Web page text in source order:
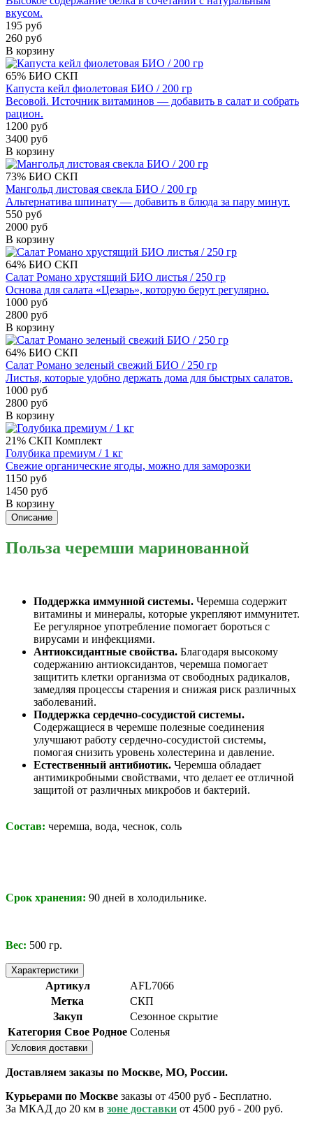
вкусом.
195 руб
260 руб
В корзину
65% БИО СКП
Капуста кейл фиолетовая БИО / 200 гр
Весовой. Источник витаминов — добавить в салат и собрать
рацион.
1200 руб
3400 руб
В корзину
73% БИО СКП
Мангольд листовая свекла БИО / 200 гр
Альтернатива шпинату — добавить в блюда за пару минут.
550 руб
2000 руб
В корзину
64% БИО СКП
Салат Романо хрустящий БИО листья / 250 гр
Основа для салата «Цезарь», которую берут регулярно.
1000 руб
2800 руб
В корзину
64% БИО СКП
Салат Романо зеленый свежий БИО / 250 гр
Листья, которые удобно держать дома для быстрых салатов.
1000 руб
2800 руб
В корзину
21% СКП Комплект
Голубика премиум / 1 кг
Свежие органические ягоды, можно для заморозки
1150 руб
1450 руб
В корзину
Описание
Польза черемши маринованной
Поддержка иммунной системы. Черемша содержит
витамины и минералы, которые укрепляют иммунитет.
Ее регулярное употребление помогает бороться с
вирусами и инфекциями.
Антиоксидантные свойства. Благодаря высокому
содержанию антиоксидантов, черемша помогает
защитить клетки организма от свободных радикалов,
замедляя процессы старения и снижая риск различных
заболеваний.
Поддержка сердечно-сосудистой системы.
Содержащиеся в черемше полезные соединения
улучшают работу сердечно-сосудистой системы,
помогая снизить уровень холестерина и давление.
Естественный антибиотик. Черемша обладает
антимикробными свойствами, что делает ее отличной
защитой от различных микробов и бактерий.
Состав: черемша, вода, чеснок, соль
Срок хранения: 90 дней в холодильнике.
Вес: 500 гр.
Характеристики
Артикул
AFL7066
Метка
СКП
Закуп
Сезонное скрытие
Категория Свое Родное Соленья
Условия доставки
Доставляем заказы по Москве, МО, России.
Курьерами по Москве заказы от 4500 руб - Бесплатно.
За МКАД до 20 км в зоне доставки от 4500 руб - 200 руб.